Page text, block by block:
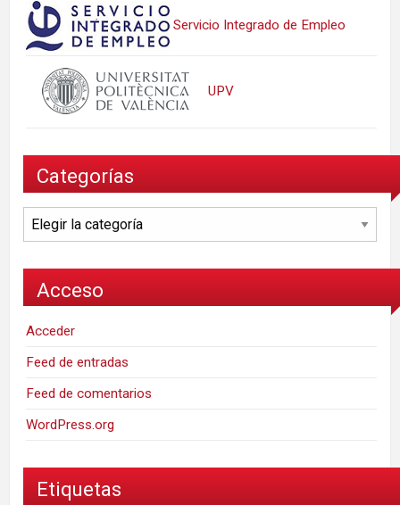
Servicio Integrado de Empleo
UPV
Categorías
Categorías
Acceso
Acceder
Feed de entradas
Feed de comentarios
WordPress.org
Etiquetas